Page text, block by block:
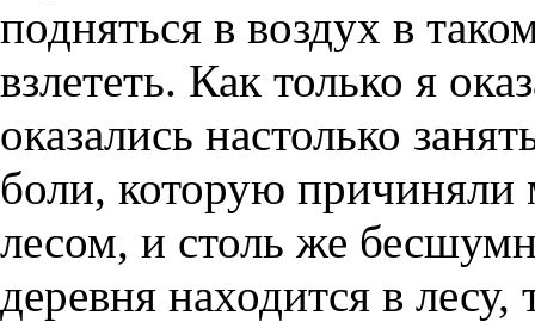
подняться в воздух в
взлететь. Как только я
оказались настолько
боли, которую причиняли
лесом, и столь же
деревня находится в